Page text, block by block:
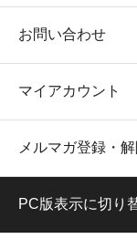
お問い合わせ
マイアカウント
メルマガ登録・
PC版表示に切り